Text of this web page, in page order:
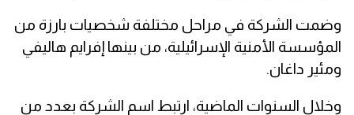
وضمت الشركة في مراحل مختلفة شخصيات بارزة من
المؤسسة الأمنية الإسرائيلية، من بينها إفرايم هاليفي
ومئير داغان.
وخلال السنوات الماضية، ارتبط اسم الشركة بعدد من